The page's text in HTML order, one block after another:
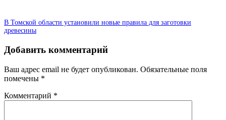
В Томской области установили новые правила для заготовки
древесины
Добавить комментарий
Ваш адрес email не будет опубликован. Обязательные поля
помечены *
Комментарий *